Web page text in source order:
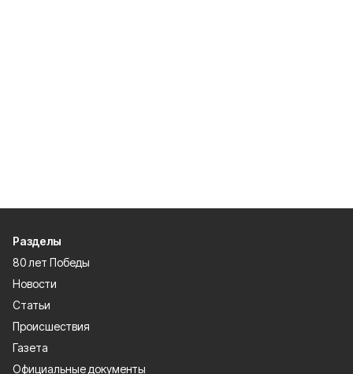
Разделы
80 лет Победы
Новости
Статьи
Происшествия
Газета
Официальные документы